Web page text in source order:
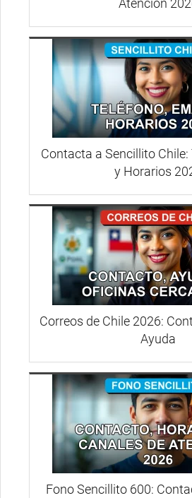
Atención
Contacta a Sencillito Chile:
y Horarios
Correos de Chile 2026:
Ayuda
Fono Sencillito 600: